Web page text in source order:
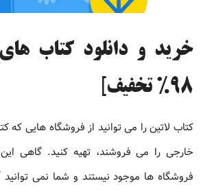
خرید و دانلود کتاب های
98% تخفیف]
کتاب لاتین را می توانید از فروشگاه هایی که
خارجی را می فروشند، تهیه کنید. گاهی
فروشگاه ها موجود نیستند و شما نمی توانید